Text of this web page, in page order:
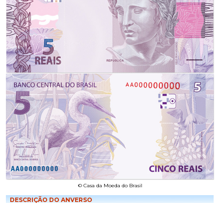
© Casa da Moeda do Brasil
DESCRIÇÃO DO ANVERSO